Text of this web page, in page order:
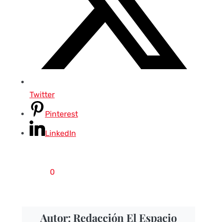
Twitter
Pinterest
LinkedIn
0
Autor: Redacción El Espacio